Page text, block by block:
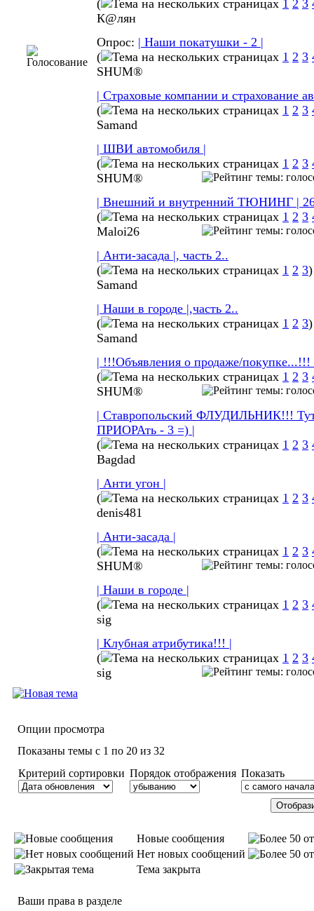
(
1 2 3
К@лян
Опрос: | Наши покатушки - 2 |
(
1 2 3
SHUM®
| Страховые компании и страхование
(
1 2 3
Samand
| ШВИ автомобиля |
(
1 2 3
SHUM®
| Внешний и внутренний ТЮНИНГ |
(
1 2 3
Maloi26
| Анти-засада |, часть 2..
(
1 2 3)
Samand
| Наши в городе |,часть 2..
(
1 2 3)
Samand
| !!!Объявления о продаже/покупке...!!!
(
1 2 3
SHUM®
| Ставропольский ФЛУДИЛЬНИК!!!
ПРИОРАть - 3 =) |
(
1 2 3
Bagdad
| Анти угон |
(
1 2 3
denis481
| Анти-засада |
(
1 2 3
SHUM®
| Наши в городе |
(
1 2 3
sig
| Клубная атрибутика!!! |
(
1 2 3
sig
Опции просмотра
Показаны темы с 1 по 20 из 32
Критерий сортировки Порядок отображения Показать
Новые сообщения
Нет новых сообщений
Тема закрыта
Ваши права в разделе